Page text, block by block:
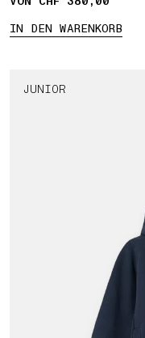
IN DEN WARENKORB
JUNIOR